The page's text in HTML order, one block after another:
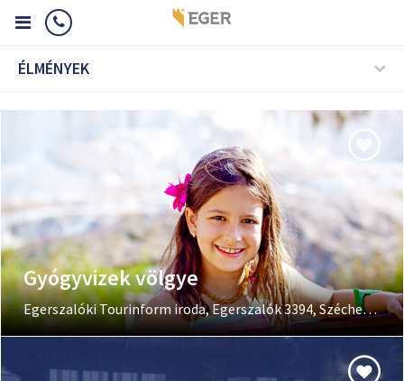
ÉLMÉNYEK
Gyógyvizek völgye
Egerszalóki Tourinform iroda, Egerszalók 3394, Széchenyi u. 9.